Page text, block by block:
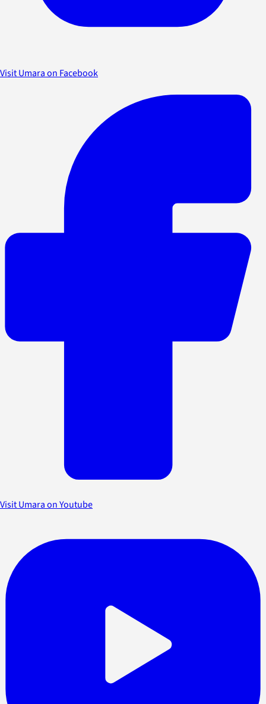
Visit Umara on Facebook
Visit Umara on Youtube